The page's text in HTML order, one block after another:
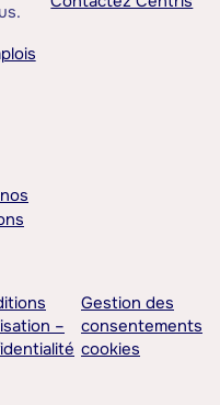
–
Gestion des
consentements
cookies